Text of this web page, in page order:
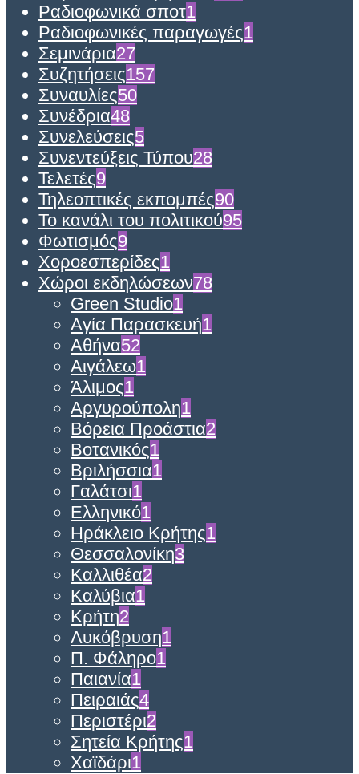
Ραδιοφωνικά σποτ1
Ραδιοφωνικές παραγωγές1
Σεμινάρια27
Συζητήσεις157
Συναυλίες50
Συνέδρια48
Συνελεύσεις5
Συνεντεύξεις Τύπου28
Τελετές9
Τηλεοπτικές εκπομπές90
Το κανάλι του πολιτικού95
Φωτισμός9
Χοροεσπερίδες1
Χώροι εκδηλώσεων78
Green Studio1
Αγία Παρασκευή1
Αθήνα52
Αιγάλεω1
Άλιμος1
Αργυρούπολη1
Βόρεια Προάστια2
Βοτανικός1
Βριλήσσια1
Γαλάτσι1
Ελληνικό1
Ηράκλειο Κρήτης1
Θεσσαλονίκη3
Καλλιθέα2
Καλύβια1
Κρήτη2
Λυκόβρυση1
Π. Φάληρο1
Παιανία1
Πειραιάς4
Περιστέρι2
Σητεία Κρήτης1
Χαϊδάρι1